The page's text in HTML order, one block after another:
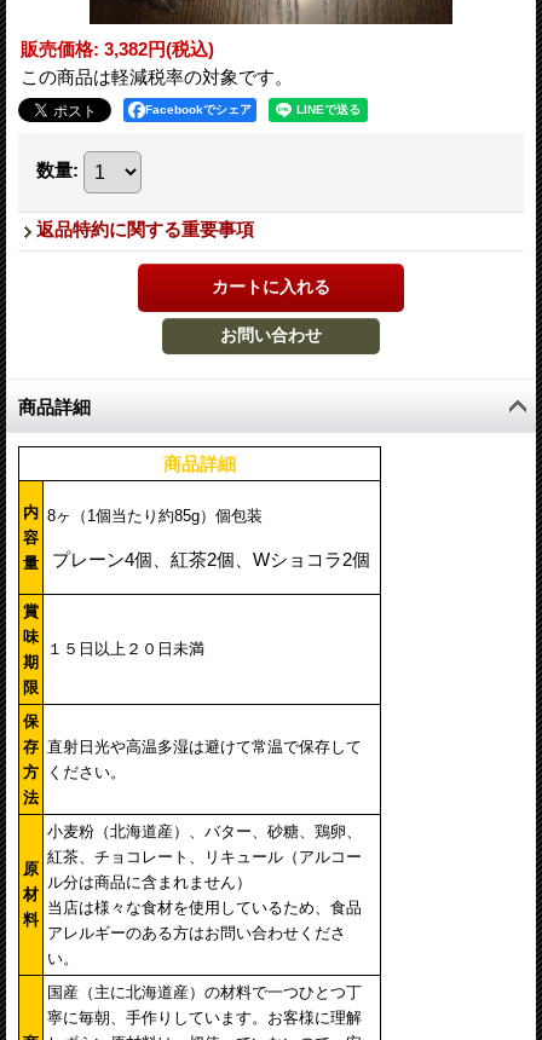
販売価格: 3,382円(税込)
この商品は軽減税率の対象です。
Facebookでシェア
数量:
返品特約に関する重要事項
商品詳細
商品詳細
内
容
量
8ヶ（1個当たり約85g）個包装
プレーン4個、紅茶2個、Wショコラ2個
賞
味
期
限
１５日以上２０日未満
保
存
方
法
直射日光や高温多湿は避けて常温で保存して
ください。
原
材
料
小麦粉（北海道産）、バター、砂糖、鶏卵、
紅茶、チョコレート、リキュール（アルコー
ル分は商品に含まれません）
当店は様々な食材を使用しているため、食品
アレルギーのある方はお問い合わせくださ
い。
国産（主に北海道産）の材料で一つひとつ丁
寧に毎朝、手作りしています。お客様に理解